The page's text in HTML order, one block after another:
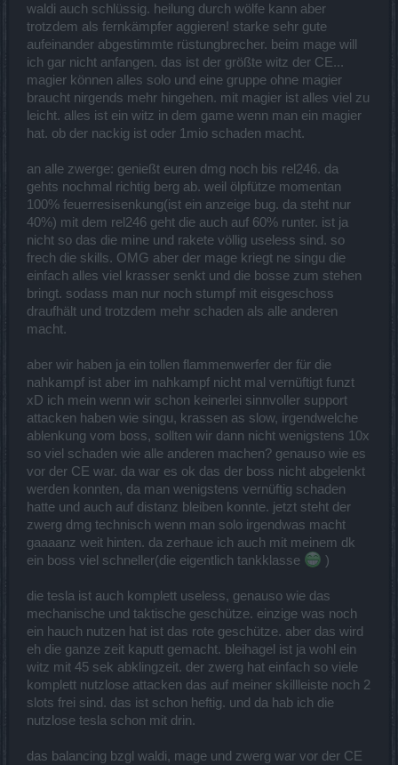
waldi auch schlüssig. heilung durch wölfe kann aber
trotzdem als fernkämpfer aggieren! starke sehr gute
aufeinander abgestimmte rüstungbrecher. beim mage will
ich gar nicht anfangen. das ist der größte witz der CE...
magier können alles solo und eine gruppe ohne magier
braucht nirgends mehr hingehen. mit magier ist alles viel zu
leicht. alles ist ein witz in dem game wenn man ein magier
hat. ob der nackig ist oder 1mio schaden macht.
an alle zwerge: genießt euren dmg noch bis rel246. da
gehts nochmal richtig berg ab. weil ölpfütze momentan
100% feuerresisenkung(ist ein anzeige bug. da steht nur
40%) mit dem rel246 geht die auch auf 60% runter. ist ja
nicht so das die mine und rakete völlig useless sind. so
frech die skills. OMG aber der mage kriegt ne singu die
einfach alles viel krasser senkt und die bosse zum stehen
bringt. sodass man nur noch stumpf mit eisgeschoss
draufhält und trotzdem mehr schaden als alle anderen
macht.
aber wir haben ja ein tollen flammenwerfer der für die
nahkampf ist aber im nahkampf nicht mal vernüftigt funzt
xD ich mein wenn wir schon keinerlei sinnvoller support
attacken haben wie singu, krassen as slow, irgendwelche
ablenkung vom boss, sollten wir dann nicht wenigstens 10x
so viel schaden wie alle anderen machen? genauso wie es
vor der CE war. da war es ok das der boss nicht abgelenkt
werden konnten, da man wenigstens vernüftig schaden
hatte und auch auf distanz bleiben konnte. jetzt steht der
zwerg dmg technisch wenn man solo irgendwas macht
gaaaanz weit hinten. da zerhaue ich auch mit meinem dk
ein boss viel schneller(die eigentlich tankklasse
)
die tesla ist auch komplett useless, genauso wie das
mechanische und taktische geschütze. einzige was noch
ein hauch nutzen hat ist das rote geschütze. aber das wird
eh die ganze zeit kaputt gemacht. bleihagel ist ja wohl ein
witz mit 45 sek abklingzeit. der zwerg hat einfach so viele
komplett nutzlose attacken das auf meiner skillleiste noch 2
slots frei sind. das ist schon heftig. und da hab ich die
nutzlose tesla schon mit drin.
das balancing bzgl waldi, mage und zwerg war vor der CE